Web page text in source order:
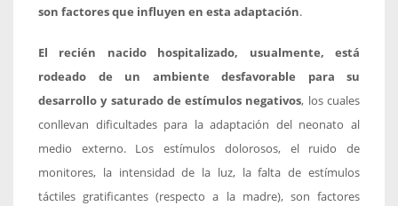
son factores que influyen en esta adaptación.
El recién nacido hospitalizado, usualmente, está
rodeado de un ambiente desfavorable para su
desarrollo y saturado de estímulos negativos, los cuales
conllevan dificultades para la adaptación del neonato al
medio externo. Los estímulos dolorosos, el ruido de
monitores, la intensidad de la luz, la falta de estímulos
táctiles gratificantes (respecto a la madre), son factores